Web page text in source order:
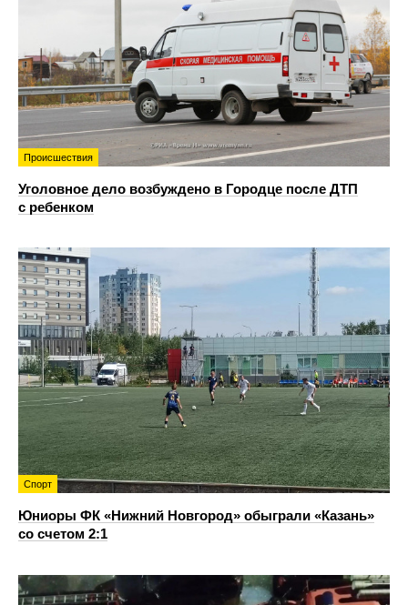
Происшествия
Уголовное дело возбуждено в Городце после ДТП
с ребенком
Спорт
Юниоры ФК «Нижний Новгород» обыграли «Казань»
со счетом 2:1